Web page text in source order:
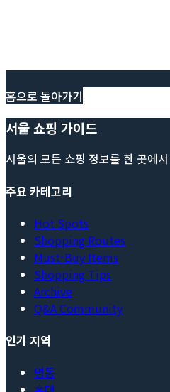
홈으로 돌아가기
서울 쇼핑 가이드
서울의 모든 쇼핑 정보를 한 곳에
주요 카테고리
Hot Spots
Shopping Routes
Must-Buy Items
Shopping Tips
Archive
Q&A Community
인기 지역
명동